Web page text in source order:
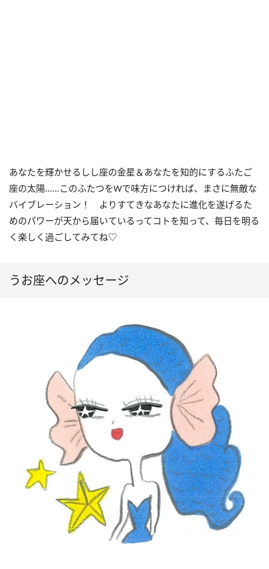
あなたを輝かせるしし座の金星＆あなたを知的にするふたご
座の太陽……このふたつをWで味方につければ、まさに無敵な
バイブレーション！ よりすてきなあなたに進化を遂げるた
めのパワーが天から届いているってコトを知って、毎日を明る
く楽しく過ごしてみてね♡
うお座へのメッセージ